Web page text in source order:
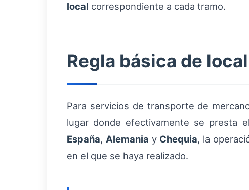
local correspondiente a cada tramo.
Regla básica de
Para servicios de transporte de
lugar donde efectivamente se presta
España, Alemania y Chequia, la
en el que se haya realizado.